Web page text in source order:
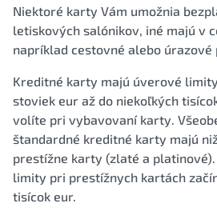
Niektoré karty Vám umožnia
letiskových salónikov, iné majú v
napríklad cestovné alebo úrazové
Kreditné karty majú úverové
stoviek eur až do niekoľkých
volíte pri vybavovaní karty.
štandardné kreditné karty majú
prestížne karty (zlaté a
limity pri prestížnych kartách
tisícok eur.